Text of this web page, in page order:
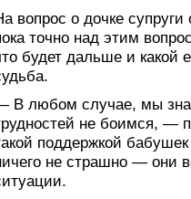
вопрос о дочке
точно над этим
будет дальше и какой
В любом случае, мы
не боимся, —
поддержкой
не страшно — они